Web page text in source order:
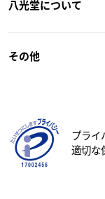
八光堂について
その他
プライ
適切な